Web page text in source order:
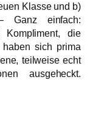
Klasse und b)
Ganz einfach:
die
haben sich prima
teilweise echt
ausgeheckt.